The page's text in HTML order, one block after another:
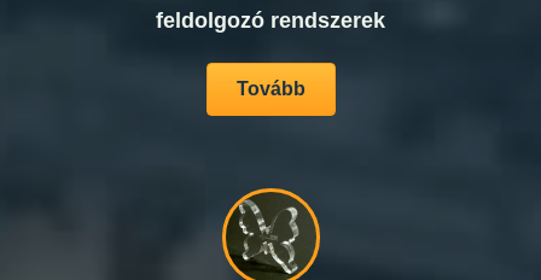
feldolgozó rendszerek
Tovább